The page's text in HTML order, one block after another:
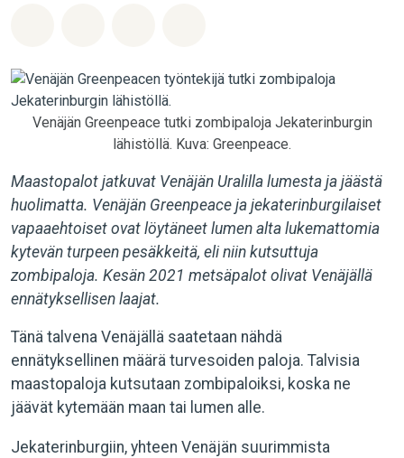
Venäjän Greenpeace tutki zombipaloja Jekaterinburgin
lähistöllä. Kuva: Greenpeace.
Maastopalot jatkuvat Venäjän Uralilla lumesta ja jäästä
huolimatta. Venäjän Greenpeace ja jekaterinburgilaiset
vapaaehtoiset ovat löytäneet lumen alta lukemattomia
kytevän turpeen pesäkkeitä, eli niin kutsuttuja
zombipaloja. Kesän 2021 metsäpalot olivat Venäjällä
ennätyksellisen laajat.
Tänä talvena Venäjällä saatetaan nähdä
ennätyksellinen määrä turvesoiden paloja. Talvisia
maastopaloja kutsutaan zombipaloiksi, koska ne
jäävät kytemään maan tai lumen alle.
Jekaterinburgiin, yhteen Venäjän suurimmista